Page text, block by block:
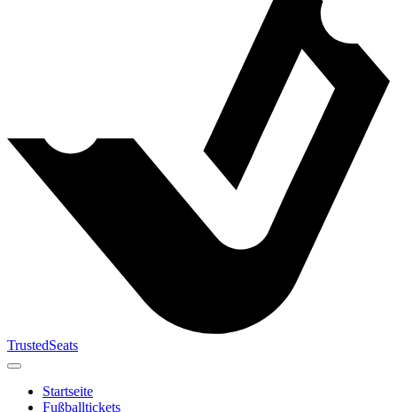
TrustedSeats
Startseite
Fußballtickets